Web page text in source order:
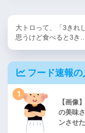
大トロって、「3きれ
思うけど食べると3き…
フード速報
1
【画像
の美味
ンさせ